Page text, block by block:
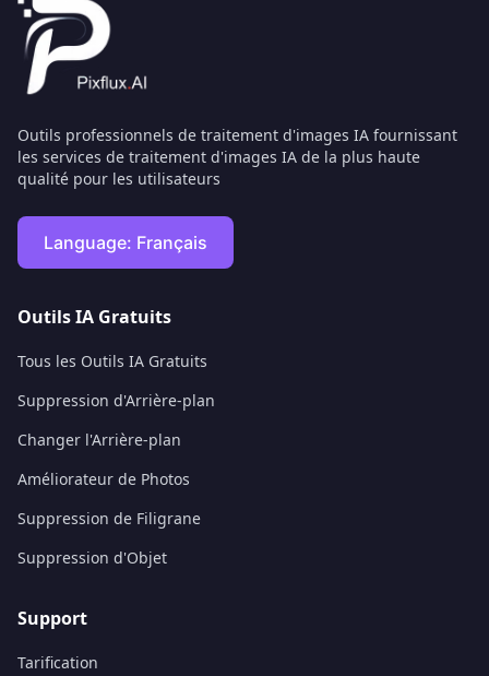
Outils professionnels de traitement d'images IA fournissant
les services de traitement d'images IA de la plus haute
qualité pour les utilisateurs
Language: Français
Outils IA Gratuits
Tous les Outils IA Gratuits
Suppression d'Arrière-plan
Changer l'Arrière-plan
Améliorateur de Photos
Suppression de Filigrane
Suppression d'Objet
Support
Tarification